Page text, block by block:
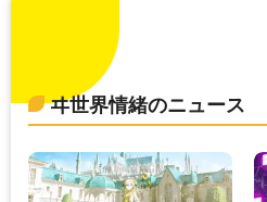
ヰ世界情緒のニュース